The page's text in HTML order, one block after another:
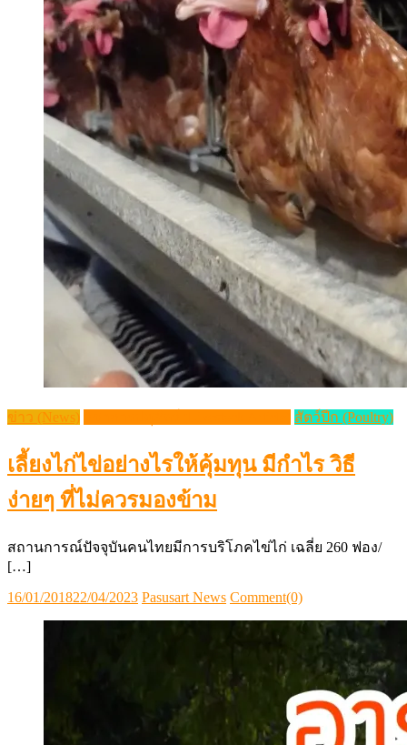
ข่าว (News) สัตว์ปีก (Poultry)
เลี้ยงไก่ไข่อย่างไรให้คุ้มทุน มีกำไร วิธี
ง่ายๆ ที่ไม่ควรมองข้าม
สถานการณ์ปัจจุบันคนไทยมีการบริโภคไข่ไก่ เฉลี่ย 260 ฟอง/
[…]
Posted
16/01/201822/04/2023 Author
Pasusart News Comment(0)